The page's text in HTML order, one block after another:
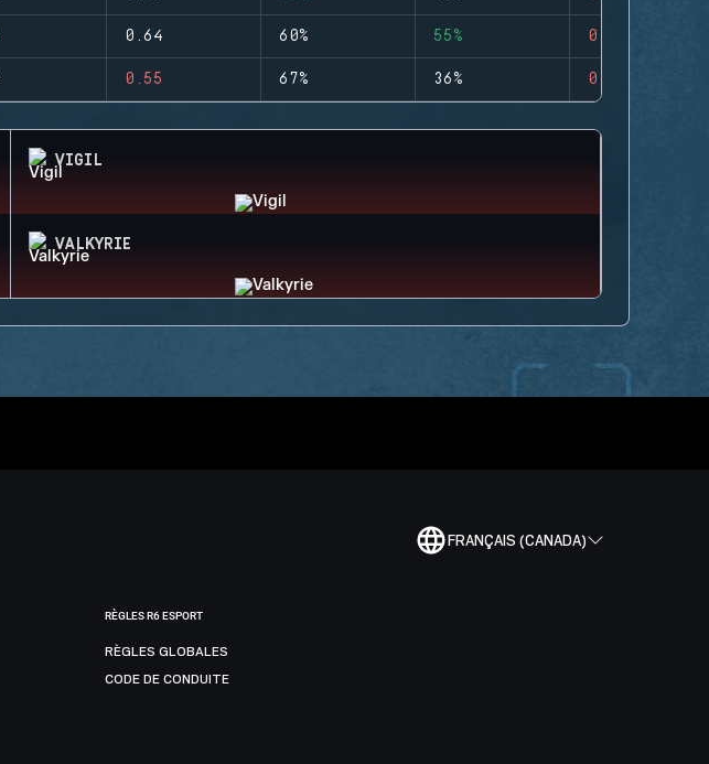
0.64 60% 55% 0
0.55 67% 36% 0
VIGIL
VALKYRIE
FRANÇAIS (CANADA)
RÈGLES R6 ESPORT
RÈGLES GLOBALES
CODE DE CONDUITE